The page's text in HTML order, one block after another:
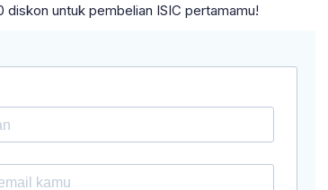
diskon untuk pembelian ISIC pertamamu!